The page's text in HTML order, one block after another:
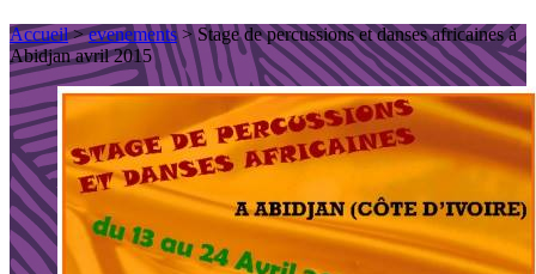
Accueil>evenements> Stage de percussions et danses africaines à
Abidjan avril 2015